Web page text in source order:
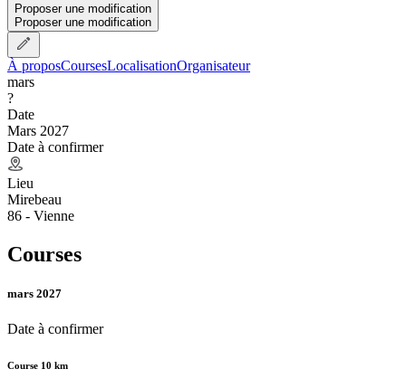
Proposer une modification
Proposer une modification
À proposCoursesLocalisationOrganisateur
mars
?
Date
Mars 2027
Date à confirmer
Lieu
Mirebeau
86 - Vienne
Courses
mars 2027
Date à confirmer
Course 10 km